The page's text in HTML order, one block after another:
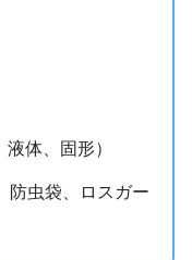
体、固形）
防虫袋、ロスガー